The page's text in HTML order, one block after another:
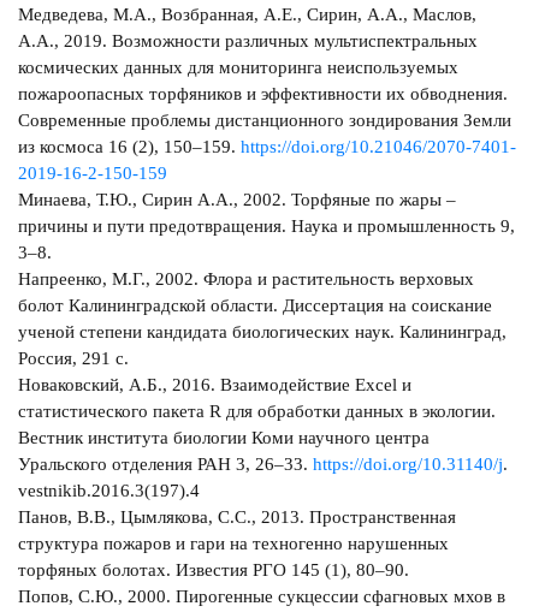
Медведева, М.А., Возбранная, А.Е., Сирин, А.А., Маслов,
А.А., 2019. Возможности различных мультиспектральных
космических данных для мониторинга неиспользуемых
пожароопасных торфяников и эффективности их обводнения.
Современные проблемы дистанционного зондирования Земли
из космоса 16 (2), 150–159. https://doi.org/10.21046/2070-7401-
2019-16-2-150-159
Минаева, Т.Ю., Сирин А.А., 2002. Торфяные по жары –
причины и пути предотвращения. Наука и промышленность 9,
3–8.
Напреенко, М.Г., 2002. Флора и растительность верховых
болот Калининградской области. Диссертация на соискание
ученой степени кандидата биологических наук. Калининград,
Россия, 291 с.
Новаковский, А.Б., 2016. Взаимодействие Excel и
статистического пакета R для обработки данных в экологии.
Вестник института биологии Коми научного центра
Уральского отделения РАН 3, 26–33. https://doi.org/10.31140/j.
vestnikib.2016.3(197).4
Панов, В.В., Цымлякова, С.С., 2013. Пространственная
структура пожаров и гари на техногенно нарушенных
торфяных болотах. Известия РГО 145 (1), 80–90.
Попов, С.Ю., 2000. Пирогенные сукцессии сфагновых мхов в